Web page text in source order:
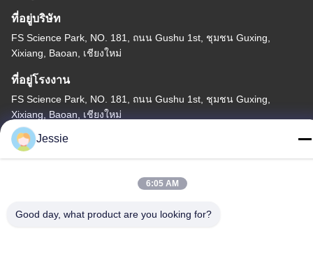
ที่อยู่บริษัท
FS Science Park, NO. 181, ถนน Gushu 1st, ชุมชน Guxing,
Xixiang, Baoan, เชียงใหม่
ที่อยู่โรงงาน
FS Science Park, NO. 181, ถนน Gushu 1st, ชุมชน Guxing,
Xixiang, Baoan, เชียงใหม่
โทร
86-0755-22300563
Jessie
6:05 AM
Good day, what product are you looking for?